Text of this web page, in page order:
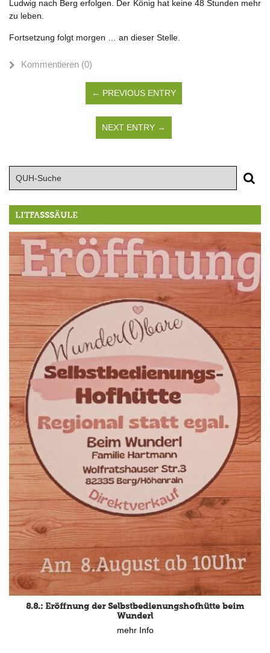
Ludwig nach Berg erfolgen. Der König hat keine 48 Stunden mehr
zu leben.
Fortsetzung folgt morgen … an dieser Stelle.
Kommentieren (0)
← PREVIOUS ENTRY
NEXT ENTRY →
LITFASSSÄULE
15.8.: Grillfeier der Lüßbacher Blasmusik
mehr Info